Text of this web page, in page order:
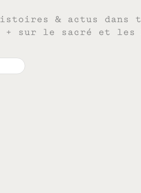
& actus dans
+ sur le sacré et les